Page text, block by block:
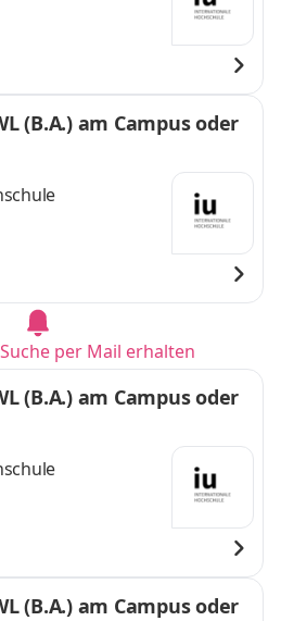
(B.A.) am Campus oder
per Mail erhalten
(B.A.) am Campus oder
(B.A.) am Campus oder